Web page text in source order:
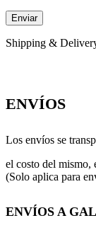
Shipping &
ENVÍOS
Los envíos se
el costo del mismo,
(Solo aplica para
ENVÍOS A